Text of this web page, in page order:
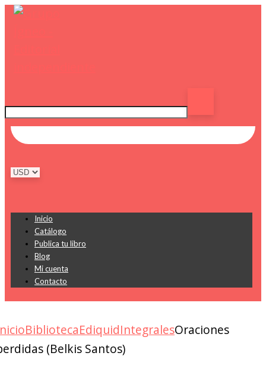
Inicio
Catálogo
Publica tu libro
Blog
Mi cuenta
Contacto
BibliotecaEdiquidIntegralesOraciones
(Belkis Santos)